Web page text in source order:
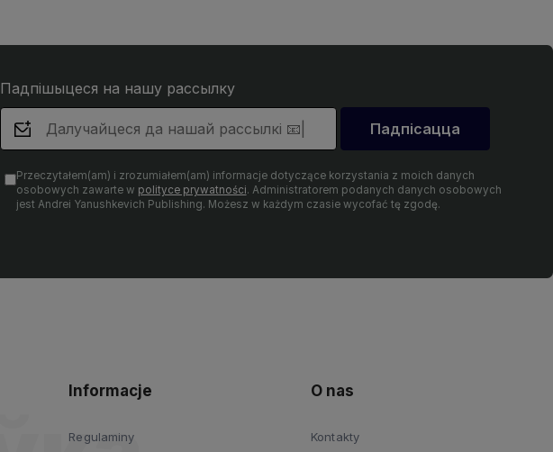
Падпішыцеся на нашу рассылку
Падпісацца
Przeczytałem(am) i zrozumiałem(am) informacje dotyczące korzystania z moich danych
osobowych zawarte w polityce prywatności. Administratorem podanych danych osobowych
jest Andrei Yanushkevich Publishing. Możesz w każdym czasie wycofać tę zgodę.
Informacje
Regulaminy
O nas
Kontakty